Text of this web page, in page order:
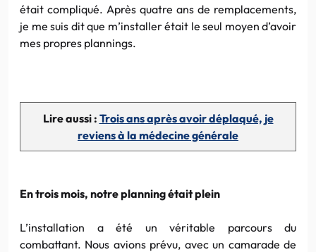
était compliqué. Après quatre ans de remplacements,
je me suis dit que m’installer était le seul moyen d’avoir
mes propres plannings.
Lire aussi : Trois ans après avoir déplaqué, je
reviens à la médecine générale
En trois mois, notre planning était plein
L’installation a été un véritable parcours du
combattant. Nous avions prévu, avec un camarade de